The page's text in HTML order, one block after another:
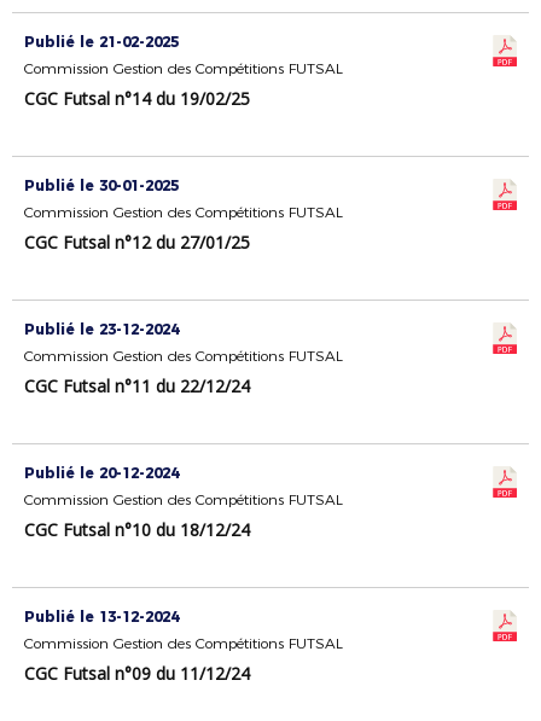
Publié le 21-02-2025
Commission Gestion des Compétitions FUTSAL
CGC Futsal n°14 du 19/02/25
Publié le 30-01-2025
Commission Gestion des Compétitions FUTSAL
CGC Futsal n°12 du 27/01/25
Publié le 23-12-2024
Commission Gestion des Compétitions FUTSAL
CGC Futsal n°11 du 22/12/24
Publié le 20-12-2024
Commission Gestion des Compétitions FUTSAL
CGC Futsal n°10 du 18/12/24
Publié le 13-12-2024
Commission Gestion des Compétitions FUTSAL
CGC Futsal n°09 du 11/12/24